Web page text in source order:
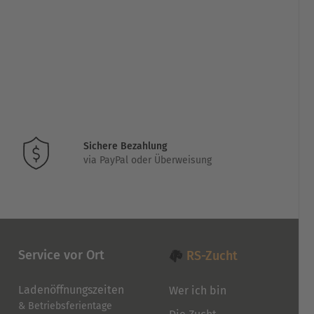
Sichere Bezahlung
via PayPal oder Überweisung
Service vor Ort
Ladenöffnungszeiten
& Betriebsferientage
RS-Zucht
Wer ich bin